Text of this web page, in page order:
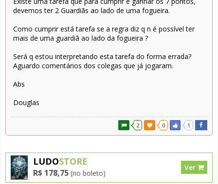
devemos ter 2 Guardiãs ao lado de uma fogueira.
Como cumprir está tarefa se a regra diz q n é possível ter
mais de uma guardiã ao lado da fogueira ?
Será q estou interpretando esta tarefa do forma errada?
Aguardo comentários dos colegas que já jogaram.
Abs
Douglas
2 0 1
LUDOSTORE
R$ 178,75 (no boleto)
Ver